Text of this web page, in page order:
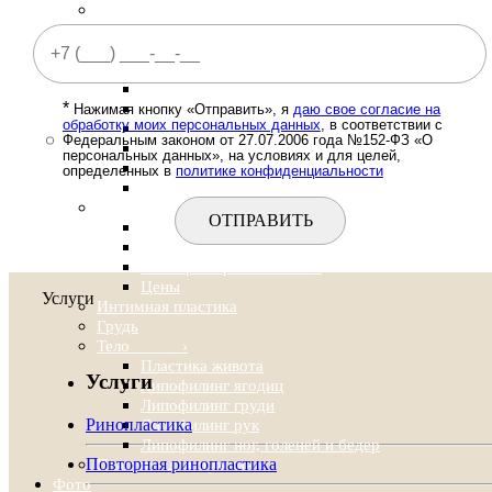
Пластика лица ›
Подтяжка SMAS
Нитевой лифтинг Silhouette-Lift
Подтяжка шеи
Пластика, подтяжка средней зоны лица
Подтяжка лба и бровей
Ринопластика ›
Ринопластика
Септопластика
Цены
Интимная пластика
Грудь
Тело ›
Пластика живота
Липофилинг ягодиц
Липофилинг груди
Липофилинг рук
Липофилинг ног, голеней и бедер
Пластика для мужчин
Фото
*Нажимая кнопку «Отправить», я даю свое согласие на
обработку моих персональных данных, в соответствии с
Федеральным законом от 27.07.2006 года №152-ФЗ «О
персональных данных», на условиях и для целей,
определенных в политике конфиденциальности
Услуги
Услуги
Ринопластика
Повторная ринопластика